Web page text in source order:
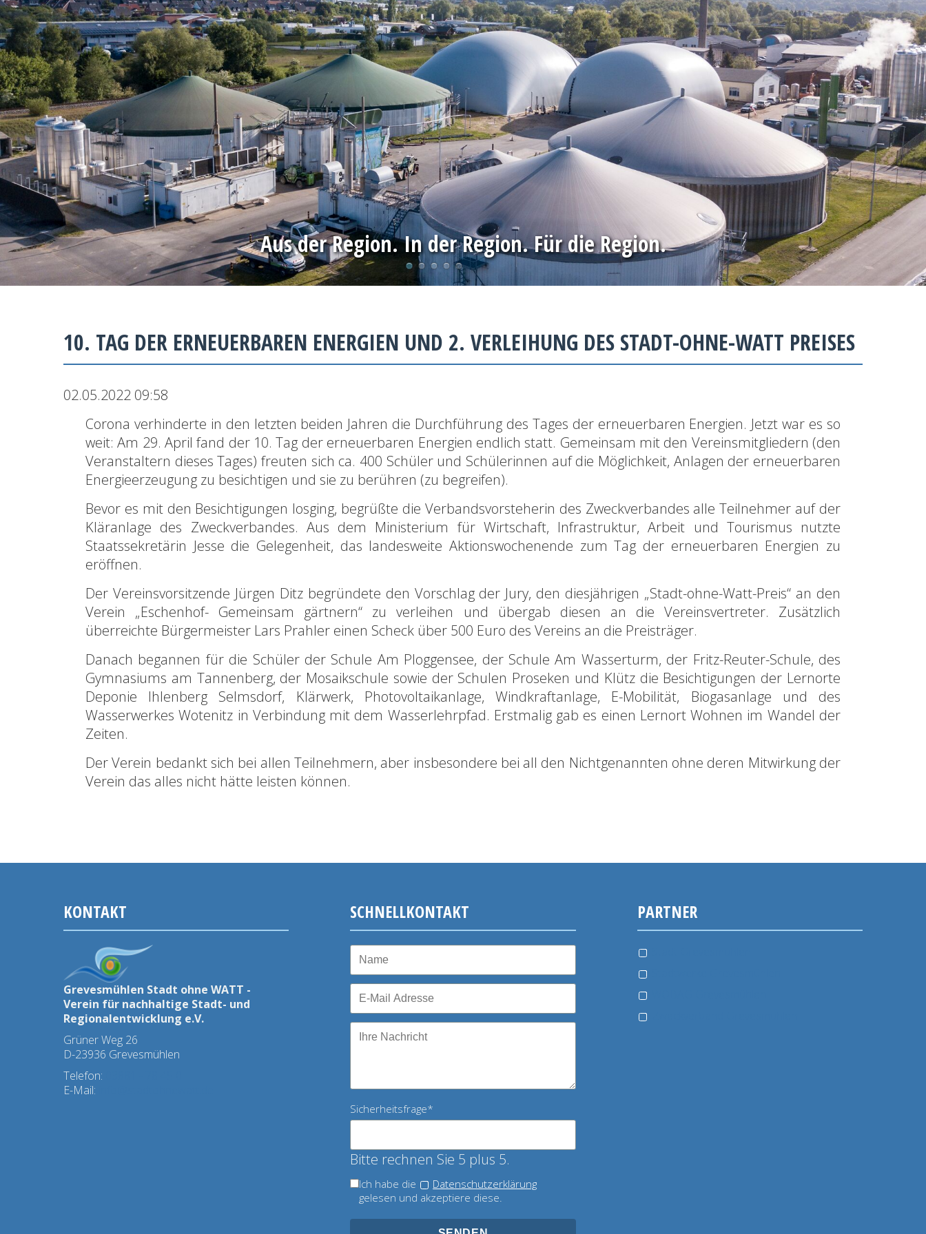
Aus der Region. In der Region. Für die Region.
10. TAG DER ERNEUERBAREN ENERGIEN UND 2. VERLEIHUNG DES STADT-OHNE-WATT PREISES
02.05.2022 09:58
Corona verhinderte in den letzten beiden Jahren die Durchführung des Tages der erneuerbaren Energien. Jetzt war es so
weit: Am 29. April fand der 10. Tag der erneuerbaren Energien endlich statt. Gemeinsam mit den Vereinsmitgliedern (den
Veranstaltern dieses Tages) freuten sich ca. 400 Schüler und Schülerinnen auf die Möglichkeit, Anlagen der erneuerbaren
Energieerzeugung zu besichtigen und sie zu berühren (zu begreifen).
Bevor es mit den Besichtigungen losging, begrüßte die Verbandsvorsteherin des Zweckverbandes alle Teilnehmer auf der
Kläranlage des Zweckverbandes. Aus dem Ministerium für Wirtschaft, Infrastruktur, Arbeit und Tourismus nutzte
Staatssekretärin Jesse die Gelegenheit, das landesweite Aktionswochenende zum Tag der erneuerbaren Energien zu
eröffnen.
Der Vereinsvorsitzende Jürgen Ditz begründete den Vorschlag der Jury, den diesjährigen „Stadt-ohne-Watt-Preis“ an den
Verein „Eschenhof- Gemeinsam gärtnern“ zu verleihen und übergab diesen an die Vereinsvertreter. Zusätzlich
überreichte Bürgermeister Lars Prahler einen Scheck über 500 Euro des Vereins an die Preisträger.
Danach begannen für die Schüler der Schule Am Ploggensee, der Schule Am Wasserturm, der Fritz-Reuter-Schule, des
Gymnasiums am Tannenberg, der Mosaikschule sowie der Schulen Proseken und Klütz die Besichtigungen der Lernorte
Deponie Ihlenberg Selmsdorf, Klärwerk, Photovoltaikanlage, Windkraftanlage, E-Mobilität, Biogasanlage und des
Wasserwerkes Wotenitz in Verbindung mit dem Wasserlehrpfad. Erstmalig gab es einen Lernort Wohnen im Wandel der
Zeiten.
Der Verein bedankt sich bei allen Teilnehmern, aber insbesondere bei all den Nichtgenannten ohne deren Mitwirkung der
Verein das alles nicht hätte leisten können.
KONTAKT
Grevesmühlen Stadt ohne WATT -
Verein für nachhaltige Stadt- und
Regionalentwicklung e.V.
Grüner Weg 26
D-23936 Grevesmühlen
Telefon:
E-Mail:
SCHNELLKONTAKT
Pflichtfeld
Sicherheitsfrage*
Bitte rechnen Sie 5 plus 5.
Ich habe die
Datenschutzerklärung
gelesen und akzeptiere diese.
PARTNER